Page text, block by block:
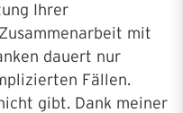
Ihrer
mit
dauert nur
Fällen.
gibt. Dank meiner